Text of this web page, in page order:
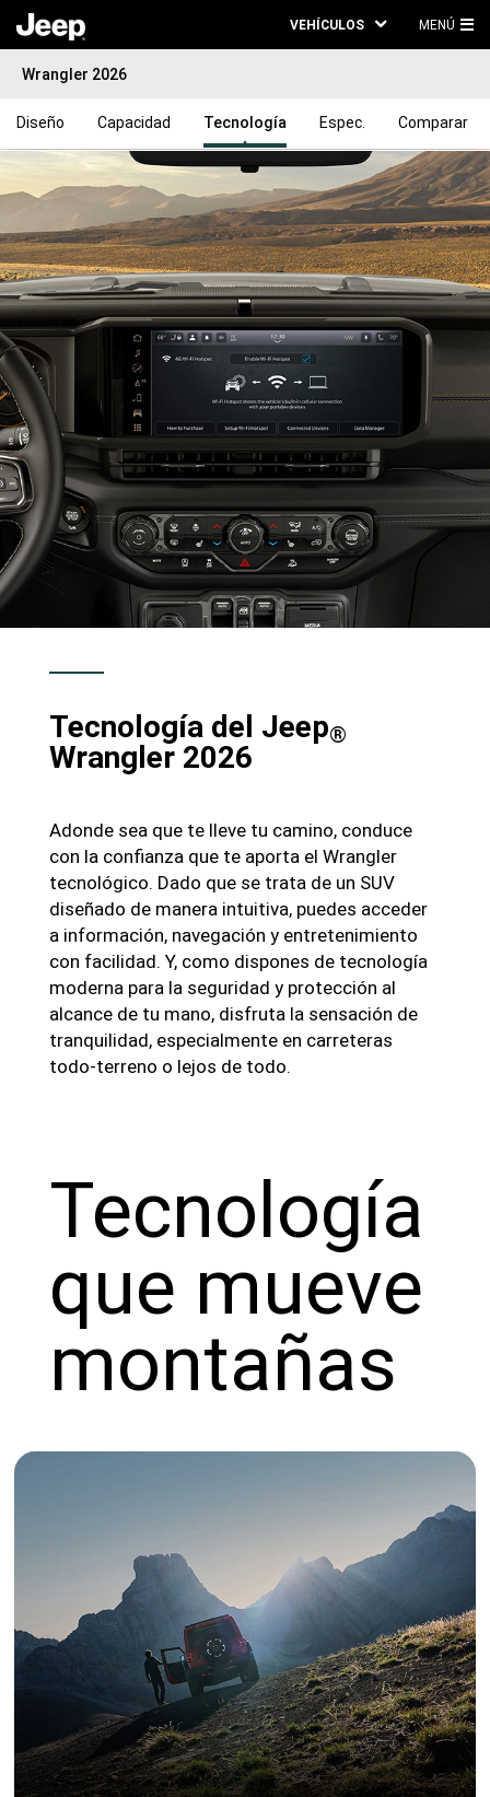
VEHÍCULOS MENÚ
Wrangler 2026
Diseño Capacidad Tecnología Espec. Comparar
Tecnología del Jeep®
Wrangler 2026
Adonde sea que te lleve tu camino, conduce
con la confianza que te aporta el Wrangler
tecnológico. Dado que se trata de un SUV
diseñado de manera intuitiva, puedes acceder
a información, navegación y entretenimiento
con facilidad. Y, como dispones de tecnología
moderna para la seguridad y protección al
alcance de tu mano, disfruta la sensación de
tranquilidad, especialmente en carreteras
todo-terreno o lejos de todo.
Tecnología
que mueve
montañas